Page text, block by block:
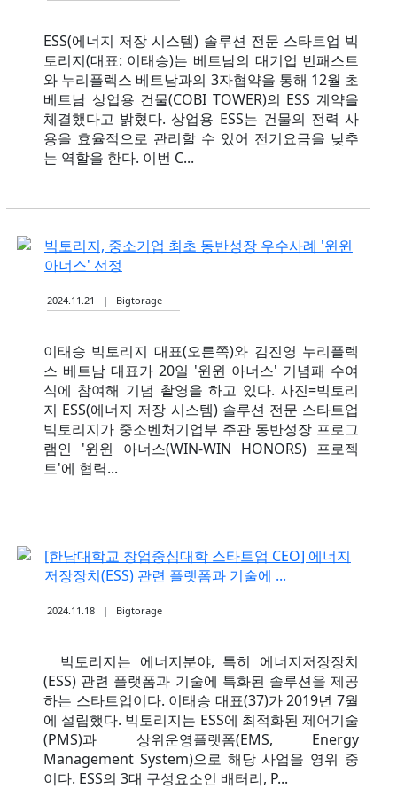
ESS(에너지 저장 시스템) 솔루션 전문 스타트업 빅
토리지(대표: 이태승)는 베트남의 대기업 빈패스트
와 누리플렉스 베트남과의 3자협약을 통해 12월 초
베트남 상업용 건물(COBI TOWER)의 ESS 계약을
체결했다고 밝혔다. 상업용 ESS는 건물의 전력 사
용을 효율적으로 관리할 수 있어 전기요금을 낮추
는 역할을 한다. 이번 C...
빅토리지, 중소기업 최초 동반성장 우수사례 '윈윈
아너스' 선정
2024.11.21 | Bigtorage
이태승 빅토리지 대표(오른쪽)와 김진영 누리플렉
스 베트남 대표가 20일 '윈윈 아너스' 기념패 수여
식에 참여해 기념 촬영을 하고 있다. 사진=빅토리
지 ESS(에너지 저장 시스템) 솔루션 전문 스타트업
빅토리지가 중소벤처기업부 주관 동반성장 프로그
램인 '윈윈 아너스(WIN-WIN HONORS) 프로젝
트'에 협력...
[한남대학교 창업중심대학 스타트업 CEO] 에너지
저장장치(ESS) 관련 플랫폼과 기술에 ...
2024.11.18 | Bigtorage
빅토리지는 에너지분야, 특히 에너지저장장치
(ESS) 관련 플랫폼과 기술에 특화된 솔루션을 제공
하는 스타트업이다. 이태승 대표(37)가 2019년 7월
에 설립했다. 빅토리지는 ESS에 최적화된 제어기술
(PMS)과 상위운영플랫폼(EMS, Energy
Management System)으로 해당 사업을 영위 중
이다. ESS의 3대 구성요소인 배터리, P...